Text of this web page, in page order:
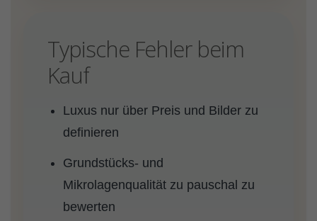
Typische Fehler beim
Kauf
Luxus nur über Preis und Bilder zu
definieren
Grundstücks- und
Mikrolagenqualität zu pauschal zu
bewerten